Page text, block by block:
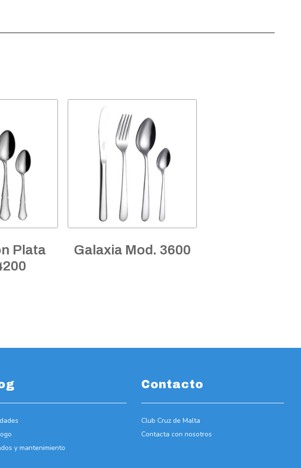
Plata
Galaxia Mod. 3600
y mantenimiento
Contacto
Club Cruz de Malta
Contacta con nosotros